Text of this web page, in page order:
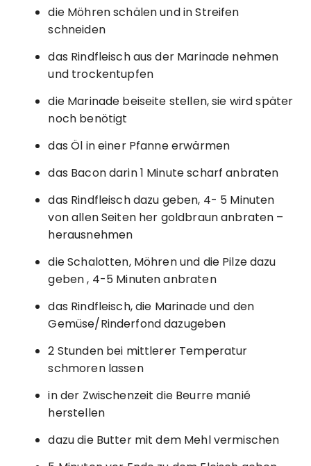
die Möhren schälen und in Streifen
schneiden
das Rindfleisch aus der Marinade nehmen
und trockentupfen
die Marinade beiseite stellen, sie wird später
noch benötigt
das Öl in einer Pfanne erwärmen
das Bacon darin 1 Minute scharf anbraten
das Rindfleisch dazu geben, 4- 5 Minuten
von allen Seiten her goldbraun anbraten –
herausnehmen
die Schalotten, Möhren und die Pilze dazu
geben , 4-5 Minuten anbraten
das Rindfleisch, die Marinade und den
Gemüse/Rinderfond dazugeben
2 Stunden bei mittlerer Temperatur
schmoren lassen
in der Zwischenzeit die Beurre manié
herstellen
dazu die Butter mit dem Mehl vermischen